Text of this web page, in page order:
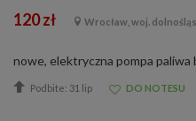
120 zł Wrocław, woj.
Podbite: 31 lip DO NOTESU